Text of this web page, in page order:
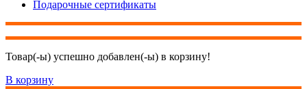
Подарочные сертификаты
Товар(-ы) успешно добавлен(-ы) в корзину!
В корзину